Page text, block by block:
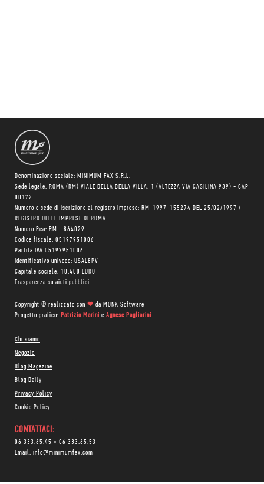
Denominazione sociale: MINIMUM FAX S.R.L.
Sede legale: ROMA (RM) VIALE DELLA BELLA VILLA, 1 (ALTEZZA VIA CASILINA 939) - CAP
00172
Numero e sede di iscrizione al registro imprese: RM-1997-155274 DEL 25/02/1997 /
REGISTRO DELLE IMPRESE DI ROMA
Numero Rea: RM - 864029
Codice fiscale: 05197951006
Partita IVA 05197951006
Identificativo univoco: USAL8PV
Capitale sociale: 10.400 EURO
Trasparenza su aiuti pubblici
Copyright © realizzato con ❤ da MONK Software
Progetto grafico: Patrizio Marini e Agnese Pagliarini
Chi siamo
Negozio
Blog Magazine
Blog Daily
Privacy Policy
Cookie Policy
CONTATTACI:
06 333.65.45 • 06 333.65.53
Email: info@minimumfax.com